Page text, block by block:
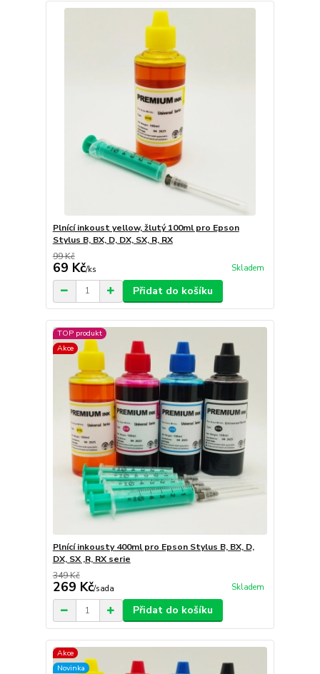
Plnící inkoust yellow, žlutý 100ml pro Epson
Stylus B, BX, D, DX, SX, R, RX
99 Kč
69 Kč/ks Skladem
Přidat do košíku
TOP produkt
Akce
Plnící inkousty 400ml pro Epson Stylus B, BX, D,
DX, SX ,R, RX serie
349 Kč
269 Kč/sada Skladem
Přidat do košíku
Akce
Novinka